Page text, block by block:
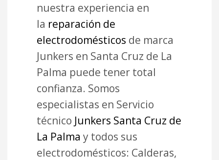
nuestra experiencia en
la reparación de
electrodomésticos de marca
Junkers en Santa Cruz de La
Palma puede tener total
confianza. Somos
especialistas en Servicio
técnico Junkers Santa Cruz de
La Palma y todos sus
electrodomésticos: Calderas,